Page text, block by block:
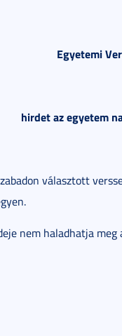
Egyetemi
hirdet az egyetem
választott
nem haladhatja meg